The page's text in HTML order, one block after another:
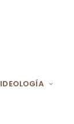
IDEOLOGÍA